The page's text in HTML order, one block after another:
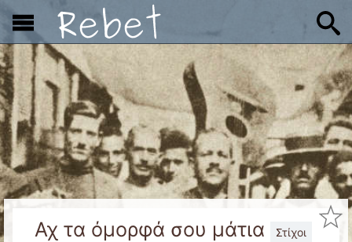
x
Αχ τα όμορφά σου μάτια Στίχοι